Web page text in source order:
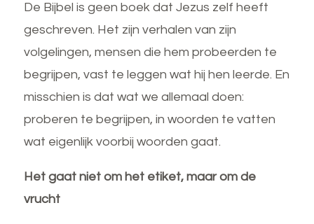
De Bijbel is geen boek dat Jezus zelf heeft
geschreven. Het zijn verhalen van zijn
volgelingen, mensen die hem probeerden te
begrijpen, vast te leggen wat hij hen leerde. En
misschien is dat wat we allemaal doen:
proberen te begrijpen, in woorden te vatten
wat eigenlijk voorbij woorden gaat.
Het gaat niet om het etiket, maar om de
vrucht